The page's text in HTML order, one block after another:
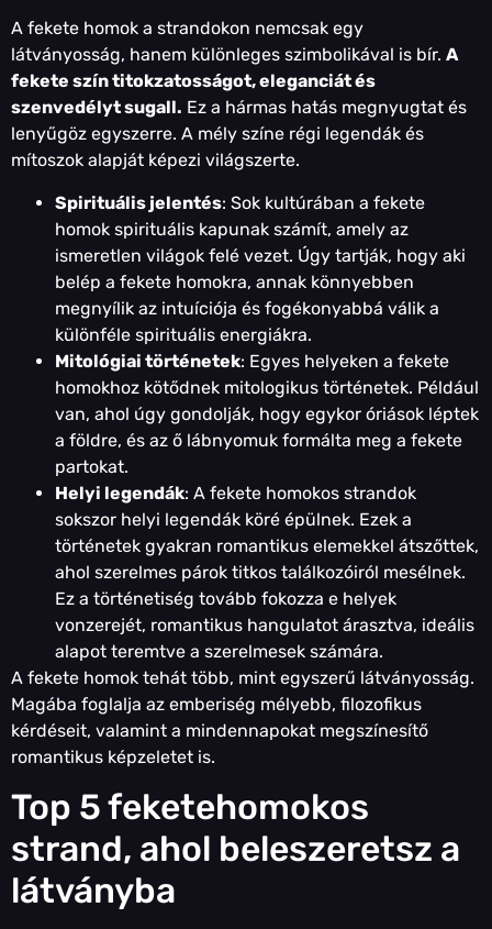
A fekete homok a strandokon nemcsak egy
látványosság, hanem különleges szimbolikával is bír. A
fekete szín titokzatosságot, eleganciát és
szenvedélyt sugall. Ez a hármas hatás megnyugtat és
lenyűgöz egyszerre. A mély színe régi legendák és
mítoszok alapját képezi világszerte.
Spirituális jelentés: Sok kultúrában a fekete
homok spirituális kapunak számít, amely az
ismeretlen világok felé vezet. Úgy tartják, hogy aki
belép a fekete homokra, annak könnyebben
megnyílik az intuíciója és fogékonyabbá válik a
különféle spirituális energiákra.
Mitológiai történetek: Egyes helyeken a fekete
homokhoz kötődnek mitologikus történetek. Például
van, ahol úgy gondolják, hogy egykor óriások léptek
a földre, és az ő lábnyomuk formálta meg a fekete
partokat.
Helyi legendák: A fekete homokos strandok
sokszor helyi legendák köré épülnek. Ezek a
történetek gyakran romantikus elemekkel átszőttek,
ahol szerelmes párok titkos találkozóiról mesélnek.
Ez a történetiség tovább fokozza e helyek
vonzerejét, romantikus hangulatot árasztva, ideális
alapot teremtve a szerelmesek számára.
A fekete homok tehát több, mint egyszerű látványosság.
Magába foglalja az emberiség mélyebb, filozofikus
kérdéseit, valamint a mindennapokat megszínesítő
romantikus képzeletet is.
Top 5 feketehomokos
strand, ahol beleszeretsz a
látványba